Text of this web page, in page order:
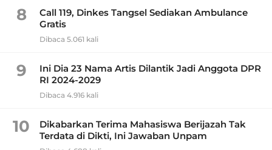
8
Call 119, Dinkes Tangsel Sediakan Ambulance
Gratis
Dibaca 5.061 kali
9
Ini Dia 23 Nama Artis Dilantik Jadi Anggota DPR
RI 2024-2029
Dibaca 4.916 kali
10
Dikabarkan Terima Mahasiswa Berijazah Tak
Terdata di Dikti, Ini Jawaban Unpam